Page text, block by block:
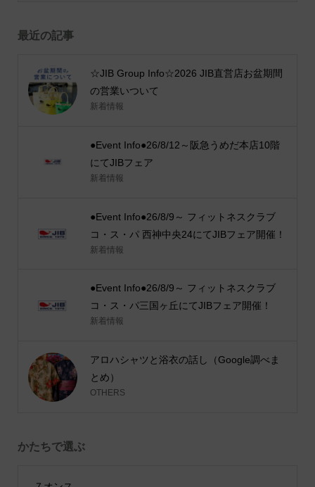
最近の記事
☆JIB Group Info☆2026 JIB直営店お盆期間
の営業いついて
新着情報
●Event Info●26/8/12～阪急うめだ本店10階
にてJIBフェア
新着情報
●Event Info●26/8/9～ フィットネスクラブ
コ・ス・パ 西神中央24にてJIBフェア開催！
新着情報
●Event Info●26/8/9～ フィットネスクラブ
コ・ス・パ三国ヶ丘にてJIBフェア開催！
新着情報
アロハシャツと浴衣の話し（Google調べま
とめ）
OTHERS
かたちで選ぶ